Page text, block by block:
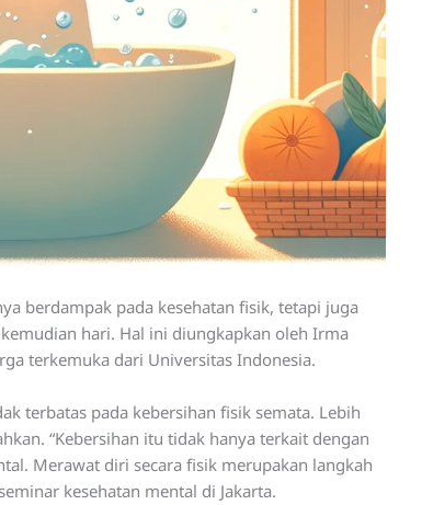
berdampak pada kesehatan fisik, tetapi juga
hari. Hal ini diungkapkan oleh Irma
terkemuka dari Universitas Indonesia.
terbatas pada kebersihan fisik semata. Lebih
“Kebersihan itu tidak hanya terkait dengan
Merawat diri secara fisik merupakan langkah
kesehatan mental di Jakarta.